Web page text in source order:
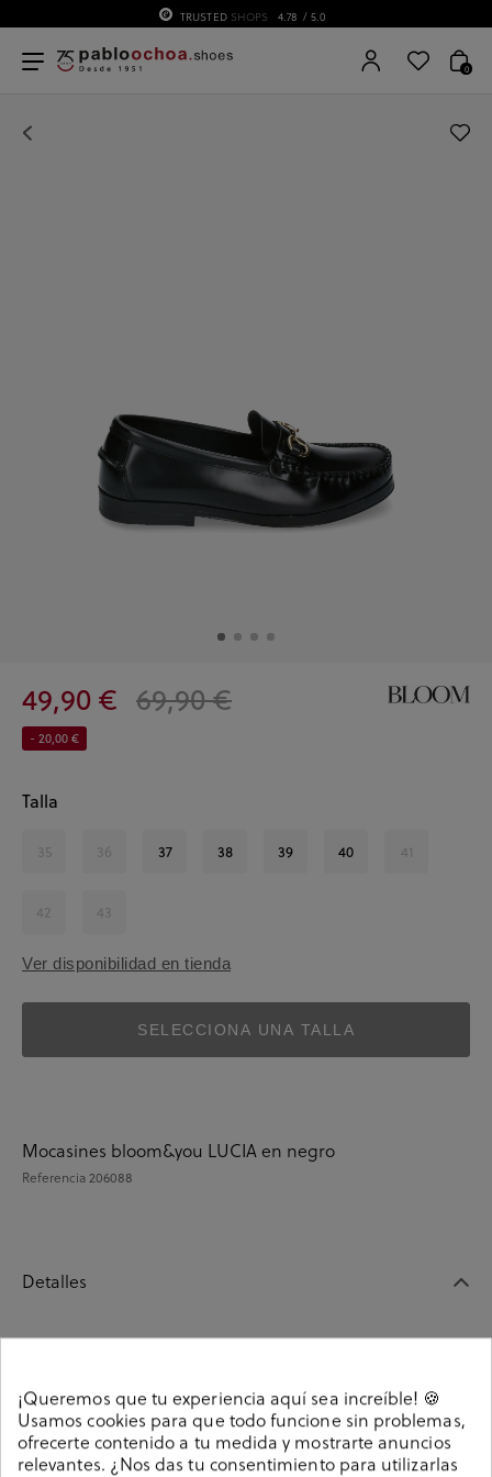
TRUSTED SHOPS 4.78 / 5.0
0
49,90 € 69,90 €
- 20,00 €
Talla
35 36 37 38 39 40 41
42 43
Ver disponibilidad en tienda
SELECCIONA UNA TALLA
Mocasines bloom&you LUCIA en negro
Referencia206088
Detalles
Referencia 206088
¡Queremos que tu experiencia aquí sea increíble! 🍪
Usamos cookies para que todo funcione sin problemas,
ofrecerte contenido a tu medida y mostrarte anuncios
relevantes. ¿Nos das tu consentimiento para utilizarlas